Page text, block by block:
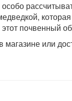
которая
почвенный
или